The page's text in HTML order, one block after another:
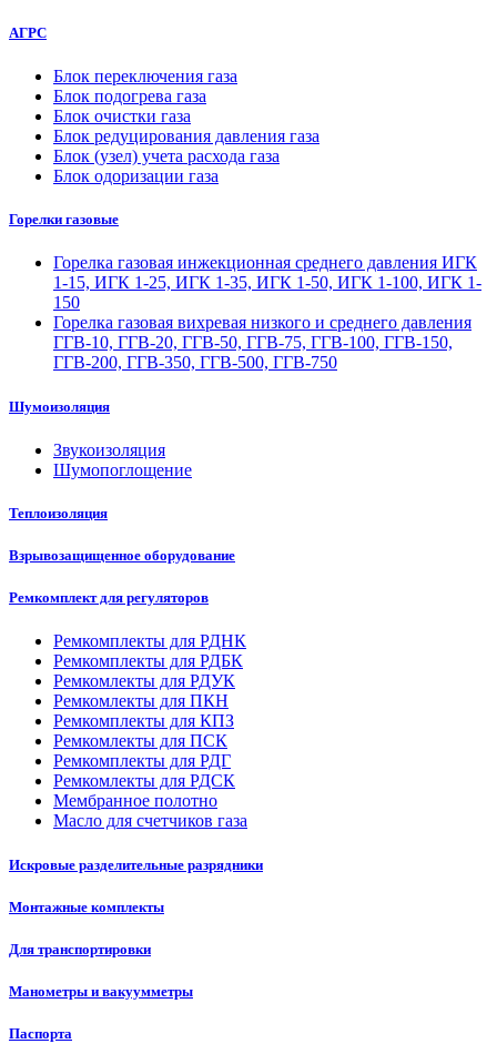
АГРС
Блок переключения газа
Блок подогрева газа
Блок очистки газа
Блок редуцирования давления газа
Блок (узел) учета расхода газа
Блок одоризации газа
Горелки газовые
Горелка газовая инжекционная среднего давления ИГК
1-15, ИГК 1-25, ИГК 1-35, ИГК 1-50, ИГК 1-100, ИГК 1-
150
Горелка газовая вихревая низкого и среднего давления
ГГВ-10, ГГВ-20, ГГВ-50, ГГВ-75, ГГВ-100, ГГВ-150,
ГГВ-200, ГГВ-350, ГГВ-500, ГГВ-750
Шумоизоляция
Звукоизоляция
Шумопоглощение
Теплоизоляция
Взрывозащищенное оборудование
Ремкомплект для регуляторов
Ремкомплекты для РДНК
Ремкомплекты для РДБК
Ремкомлекты для РДУК
Ремкомлекты для ПКН
Ремкомплекты для КПЗ
Ремкомлекты для ПСК
Ремкомплекты для РДГ
Ремкомлекты для РДСК
Мембранное полотно
Масло для счетчиков газа
Искровые разделительные разрядники
Монтажные комплекты
Для транспортировки
Манометры и вакуумметры
Паспорта